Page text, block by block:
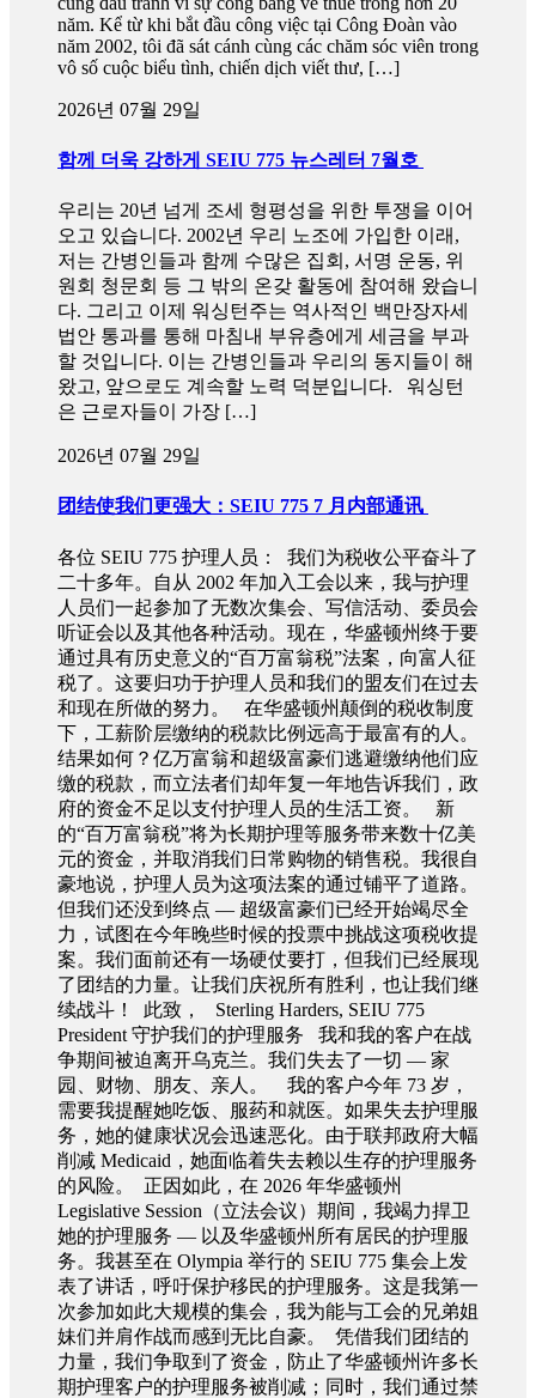
năm. Kể từ khi bắt đầu công việc tại Công Đoàn vào
năm 2002, tôi đã sát cánh cùng các chăm sóc viên trong
vô số cuộc biểu tình, chiến dịch viết thư, […]
2026년 07월 29일
함께 더욱 강하게 SEIU 775 뉴스레터 7월호
우리는 20년 넘게 조세 형평성을 위한 투쟁을 이어
오고 있습니다. 2002년 우리 노조에 가입한 이래,
저는 간병인들과 함께 수많은 집회, 서명 운동, 위
원회 청문회 등 그 밖의 온갖 활동에 참여해 왔습니
다. 그리고 이제 워싱턴주는 역사적인 백만장자세
법안 통과를 통해 마침내 부유층에게 세금을 부과
할 것입니다. 이는 간병인들과 우리의 동지들이 해
왔고, 앞으로도 계속할 노력 덕분입니다. 워싱턴
은 근로자들이 가장 […]
2026년 07월 29일
团结使我们更强大：SEIU 775 7 月内部通讯
各位 SEIU 775 护理人员： 我们为税收公平奋斗了
二十多年。自从 2002 年加入工会以来，我与护理
人员们一起参加了无数次集会、写信活动、委员会
听证会以及其他各种活动。现在，华盛顿州终于要
通过具有历史意义的“百万富翁税”法案，向富人征
税了。这要归功于护理人员和我们的盟友们在过去
和现在所做的努力。 在华盛顿州颠倒的税收制度
下，工薪阶层缴纳的税款比例远高于最富有的人。
结果如何？亿万富翁和超级富豪们逃避缴纳他们应
缴的税款，而立法者们却年复一年地告诉我们，政
府的资金不足以支付护理人员的生活工资。 新
的“百万富翁税”将为长期护理等服务带来数十亿美
元的资金，并取消我们日常购物的销售税。我很自
豪地说，护理人员为这项法案的通过铺平了道路。
但我们还没到终点 — 超级富豪们已经开始竭尽全
力，试图在今年晚些时候的投票中挑战这项税收提
案。我们面前还有一场硬仗要打，但我们已经展现
了团结的力量。让我们庆祝所有胜利，也让我们继
续战斗！ 此致， Sterling Harders, SEIU 775
President 守护我们的护理服务 我和我的客户在战
争期间被迫离开乌克兰。我们失去了一切 — 家
园、财物、朋友、亲人。 我的客户今年 73 岁，
需要我提醒她吃饭、服药和就医。如果失去护理服
务，她的健康状况会迅速恶化。由于联邦政府大幅
削减 Medicaid，她面临着失去赖以生存的护理服务
的风险。 正因如此，在 2026 年华盛顿州
Legislative Session（立法会议）期间，我竭力捍卫
她的护理服务 — 以及华盛顿州所有居民的护理服
务。我甚至在 Olympia 举行的 SEIU 775 集会上发
表了讲话，呼吁保护移民的护理服务。这是我第一
次参加如此大规模的集会，我为能与工会的兄弟姐
妹们并肩作战而感到无比自豪。 凭借我们团结的
力量，我们争取到了资金，防止了华盛顿州许多长
期护理客户的护理服务被削减；同时，我们通过禁